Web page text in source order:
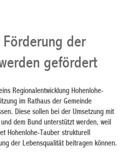
der
gefördert
Regionalentwicklung Hohenlohe-
im Rathaus der Gemeinde
Diese sollen bei der Umsetzung mit
dem Bund unterstützt werden, weil
Hohenlohe-Tauber strukturell
der Lebensqualität beitragen können.